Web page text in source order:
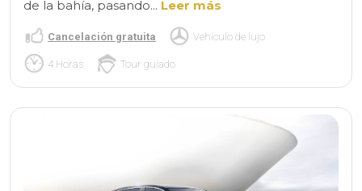
de la bahía, pasando... Leer más
Cancelación gratuita Vehículo de lujo
4 Horas Tour guiado